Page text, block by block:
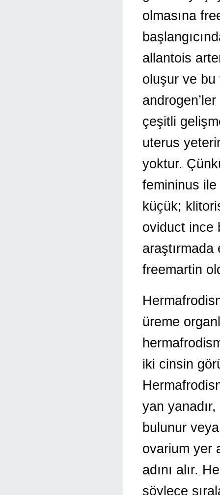
olmasına
allantois
oluşur ve bu
çeşitli
uterus
yoktur.
femininus ile
küçük;
oviduct ince
freemartin
üreme
iki cinsin
yan
bulunur
ovarium yer
adını alır.
şöylece